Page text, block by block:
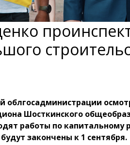
облгосадминистрации
Шосткинского
работы по капитальному
закончены к 1 сентября.